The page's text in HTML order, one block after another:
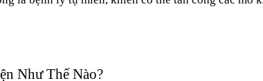
Như Thế Nào?